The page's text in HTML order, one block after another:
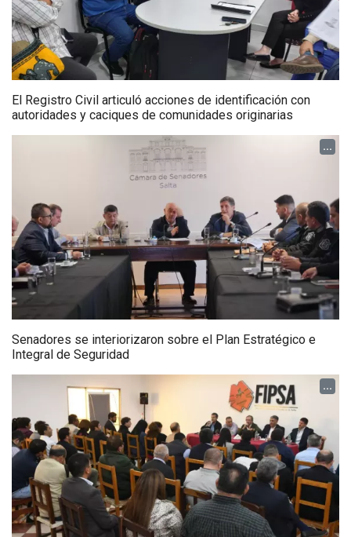
El Registro Civil articuló acciones de identificación con
autoridades y caciques de comunidades originarias
...
Senadores se interiorizaron sobre el Plan Estratégico e
Integral de Seguridad
...